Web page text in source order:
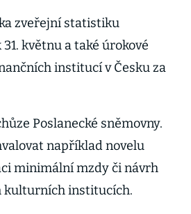
zveřejní statistiku
květnu a také úrokové
institucí v Česku za
Poslanecké sněmovny.
například novelu
minimální mzdy či návrh
kulturních institucích.